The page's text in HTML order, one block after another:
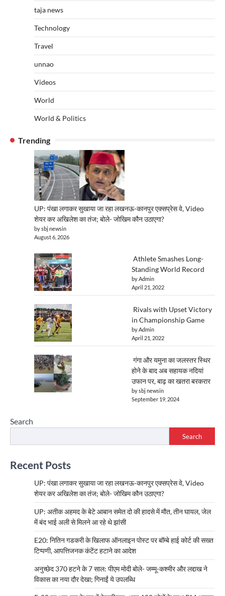
taja news
Technology
Travel
unnao
Videos
World
World & Politics
Trending
UP: पंखा लगाकर सुखाया जा रहा लखनऊ-कानपुर एक्सप्रेस वे, Video
शेयर कर अखिलेश का तंज; बोले- जोखिम कौन उठाएगा?
by sbj newsin
August 6, 2026
Athlete Smashes Long-
Standing World Record
by Admin
April 21, 2022
Rivals with Upset Victory
in Championship Game
by Admin
April 21, 2022
गंगा और यमुना का जलस्तर स्थिर
होने के बाद अब सहायक नदियां
उफान पर, बाढ़ का खतरा बरकरार
by sbj newsin
September 19, 2024
Search
Search
Recent Posts
UP: पंखा लगाकर सुखाया जा रहा लखनऊ-कानपुर एक्सप्रेस वे, Video
शेयर कर अखिलेश का तंज; बोले- जोखिम कौन उठाएगा?
UP: अतीक अहमद के बेटे आबान समेत दो की हादसे में मौत, तीन घायल, जेल
में बंद भाई अली से मिलने आ रहे थे झांसी
E20: नितिन गडकरी के खिलाफ ऑनलाइन पोस्ट पर बॉम्बे हाई कोर्ट की सख्त
टिप्पणी, आपत्तिजनक कंटेंट हटाने का आदेश
अनुच्छेद 370 हटने के 7 साल: पीएम मोदी बोले- जम्मू-कश्मीर और लद्दाख ने
विकास का नया दौर देखा; गिनाईं ये उपलब्धि